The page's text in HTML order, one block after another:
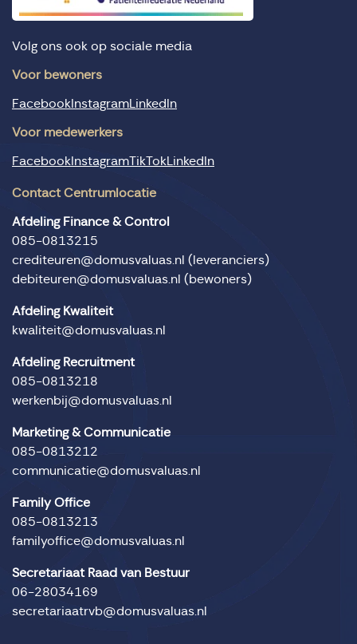
Volg ons ook op sociale media
Voor bewoners
FacebookInstagramLinkedIn
Voor medewerkers
FacebookInstagramTikTokLinkedIn
Contact Centrumlocatie
Afdeling Finance & Control
085-0813215
crediteuren@domusvaluas.nl (leveranciers)
debiteuren@domusvaluas.nl (bewoners)
Afdeling Kwaliteit
kwaliteit@domusvaluas.nl
Afdeling Recruitment
085-0813218
werkenbij@domusvaluas.nl
Marketing & Communicatie
085-0813212
communicatie@domusvaluas.nl
Family Office
085-0813213
familyoffice@domusvaluas.nl
Secretariaat Raad van Bestuur
06-28034169
secretariaatrvb@domusvaluas.nl